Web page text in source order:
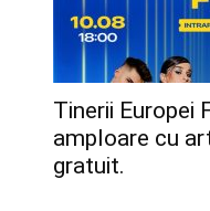
Tinerii Europei
amploare cu
gratuit.